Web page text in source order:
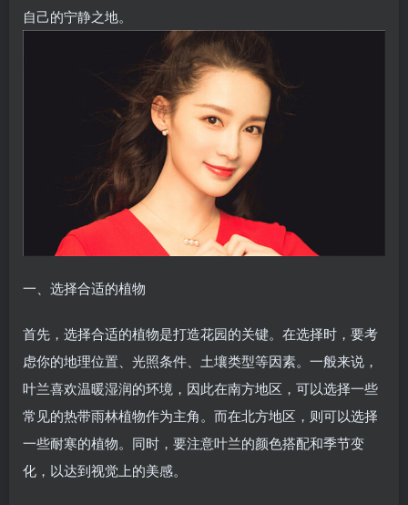
自己的宁静之地。
一、选择合适的植物
首先，选择合适的植物是打造花园的关键。在选择时，要考
虑你的地理位置、光照条件、土壤类型等因素。一般来说，
叶兰喜欢温暖湿润的环境，因此在南方地区，可以选择一些
常见的热带雨林植物作为主角。而在北方地区，则可以选择
一些耐寒的植物。同时，要注意叶兰的颜色搭配和季节变
化，以达到视觉上的美感。